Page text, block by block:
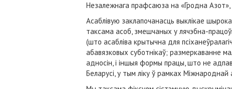
Незалежнага прафсаюза на «Гродна
Асаблівую заклапочанасць выклікае
таксама асоб, змешчаных у лячэбна-
(што асабліва крытычна для
абавязковых суботнікаў; размеркаванне
адносін, і іншыя формы працы, што не
Беларусі, у тым ліку ў рамках Міжнароднай